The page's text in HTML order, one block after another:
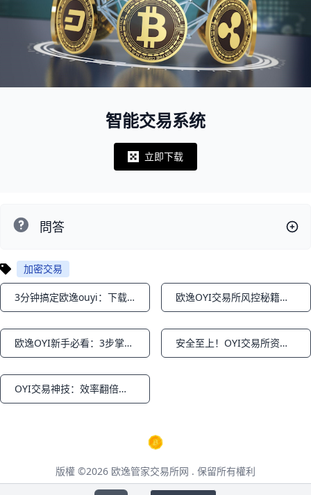
智能交易系统
Notifications
立即下载
問答
加密交易
Notifications 3分钟搞定欧逸ouyi：下载注册+安全交易全攻略 Notifications 欧逸OYI交易所风控秘籍：安全交易赚大钱！
Notifications 欧逸OYI新手必看：3步掌握加密市场暴涨机会！ Notifications 安全至上！OYI交易所资金保护全攻略
Notifications OYI交易神技：效率翻倍进阶秘籍
版權 ©2026 欧逸管家交易所网 . 保留所有權利
本页面包含第三方合作推广链接，点击后将跳转至第三方网站，请仔细阅读其用户